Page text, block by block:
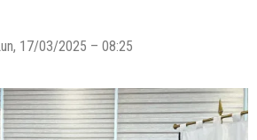
17/03/2025 – 08:25